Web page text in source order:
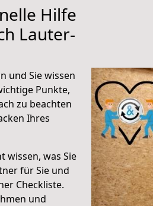
Hilfe
Lauter-
und Sie wissen
Punkte,
zu beachten
Ihres
wissen, was Sie
für Sie und
Checkliste.
und